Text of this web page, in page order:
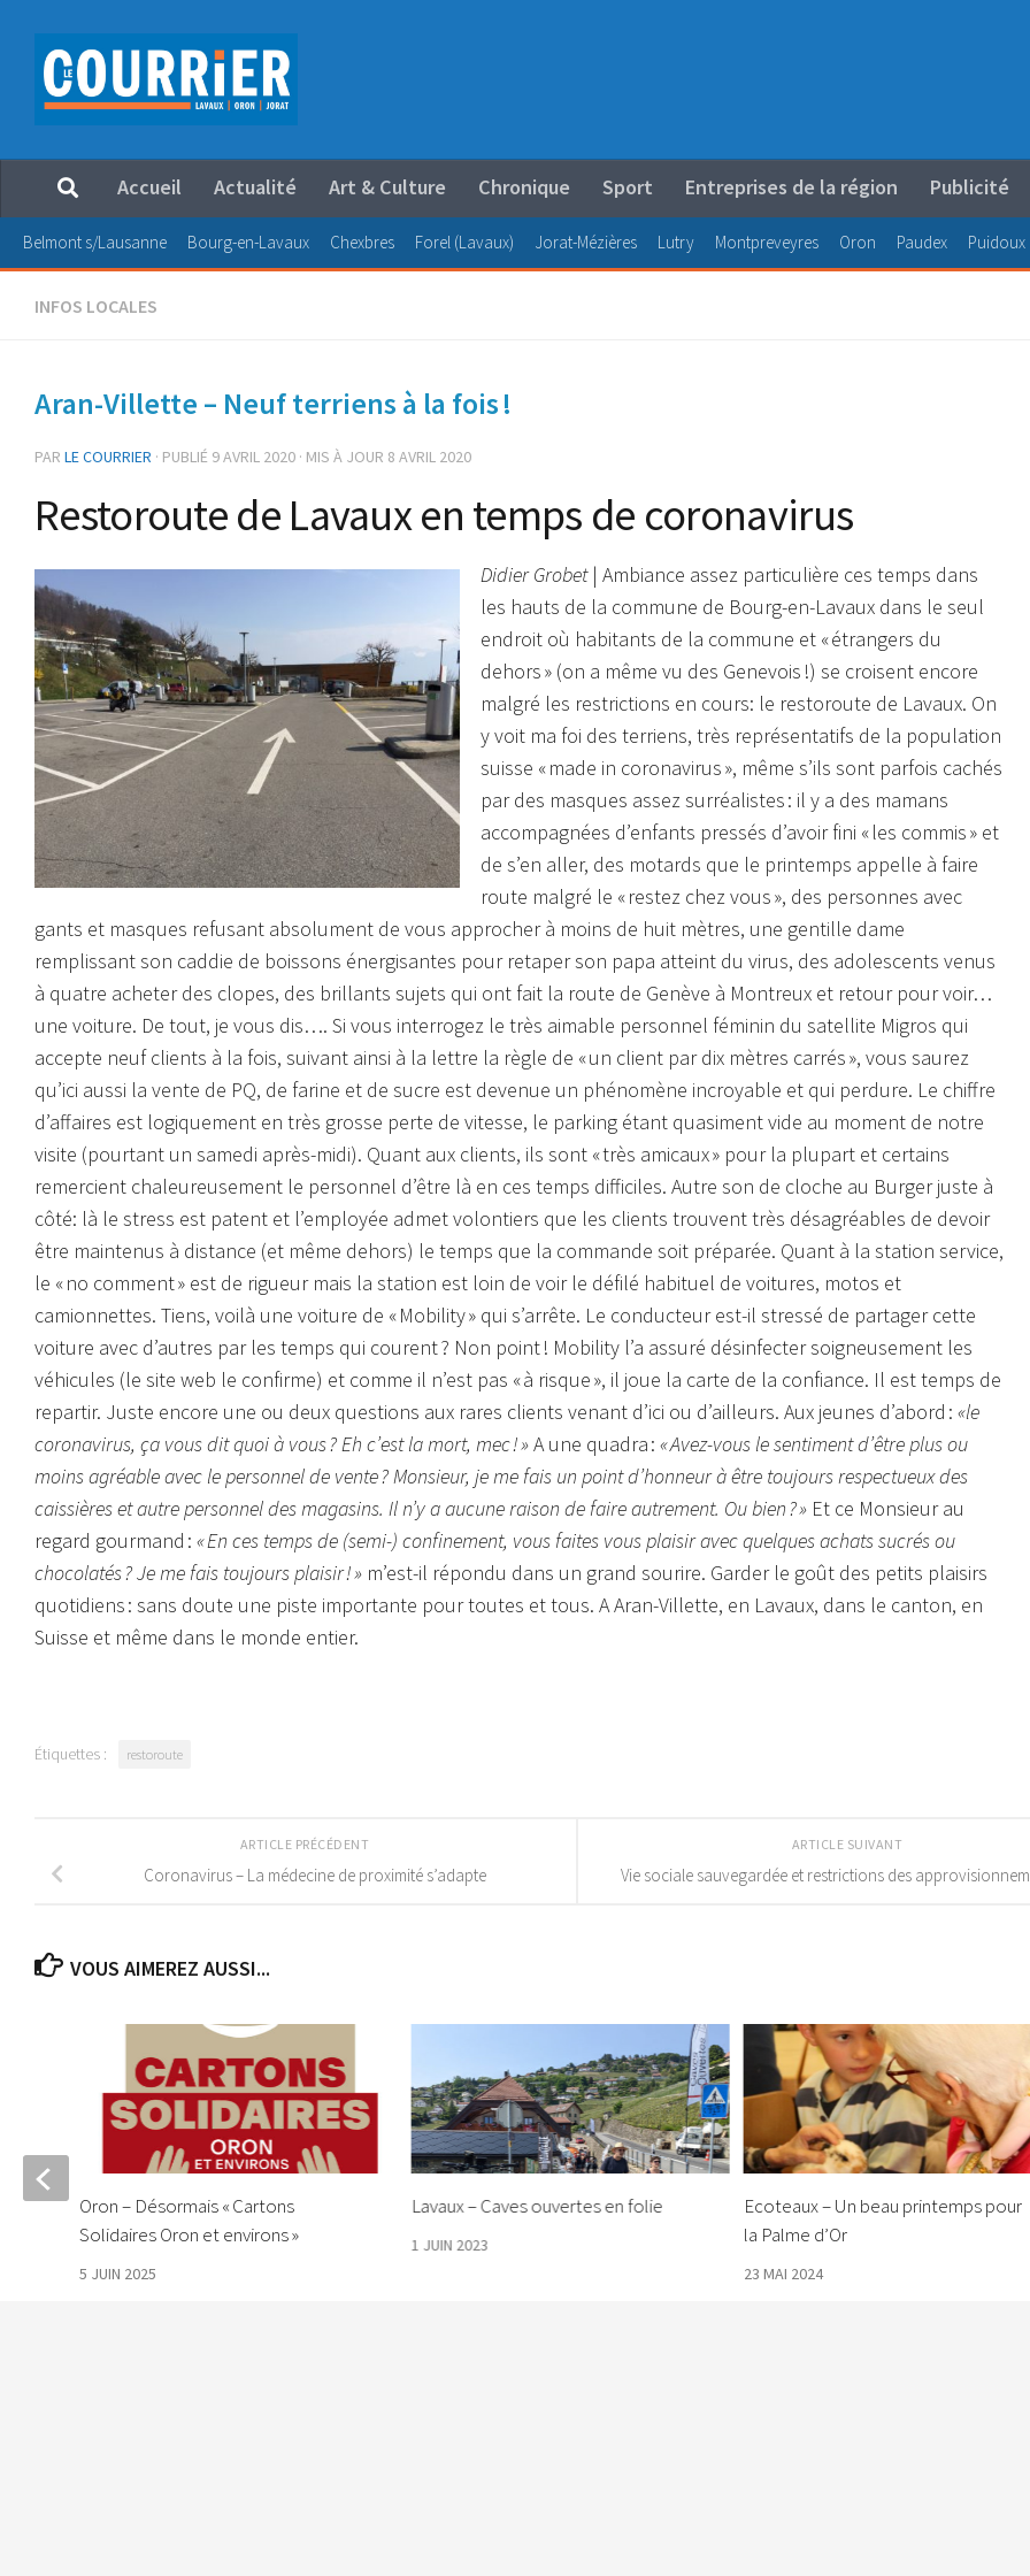
Au dessous du contenu
Accueil Actualité Art & Culture Chronique Sport Entreprises de la région Publicité
Belmont s/Lausanne Bourg-en-Lavaux Chexbres Forel (Lavaux) Jorat-Mézières Lutry Montpreveyres Oron Paudex Puidoux
INFOS LOCALES
Aran-Villette – Neuf terriens à la fois !
PAR LE COURRIER · PUBLIÉ 9 AVRIL 2020 · MIS À JOUR 8 AVRIL 2020
Restoroute de Lavaux en temps de coronavirus
Didier Grobet| Ambiance assez particulière ces temps dans
les hauts de la commune de Bourg-en-Lavaux dans le seul
endroit où habitants de la commune et « étrangers du
dehors » (on a même vu des Genevois !) se croisent encore
malgré les restrictions en cours: le restoroute de Lavaux. On
y voit ma foi des terriens, très représentatifs de la population
suisse « made in coronavirus », même s’ils sont parfois cachés
par des masques assez surréalistes : il y a des mamans
accompagnées d’enfants pressés d’avoir fini « les commis » et
de s’en aller, des motards que le printemps appelle à faire
route malgré le « restez chez vous », des personnes avec
gants et masques refusant absolument de vous approcher à moins de huit mètres, une gentille dame
remplissant son caddie de boissons énergisantes pour retaper son papa atteint du virus, des adolescents venus
à quatre acheter des clopes, des brillants sujets qui ont fait la route de Genève à Montreux et retour pour voir…
une voiture. De tout, je vous dis…. Si vous interrogez le très aimable personnel féminin du satellite Migros qui
accepte neuf clients à la fois, suivant ainsi à la lettre la règle de « un client par dix mètres carrés », vous saurez
qu’ici aussi la vente de PQ, de farine et de sucre est devenue un phénomène incroyable et qui perdure. Le chiffre
d’affaires est logiquement en très grosse perte de vitesse, le parking étant quasiment vide au moment de notre
visite (pourtant un samedi après-midi). Quant aux clients, ils sont « très amicaux » pour la plupart et certains
remercient chaleureusement le personnel d’être là en ces temps difficiles. Autre son de cloche au Burger juste à
côté: là le stress est patent et l’employée admet volontiers que les clients trouvent très désagréables de devoir
être maintenus à distance (et même dehors) le temps que la commande soit préparée. Quant à la station service,
le « no comment » est de rigueur mais la station est loin de voir le défilé habituel de voitures, motos et
camionnettes. Tiens, voilà une voiture de « Mobility » qui s’arrête. Le conducteur est-il stressé de partager cette
voiture avec d’autres par les temps qui courent ? Non point ! Mobility l’a assuré désinfecter soigneusement les
véhicules (le site web le confirme) et comme il n’est pas « à risque », il joue la carte de la confiance. Il est temps de
repartir. Juste encore une ou deux questions aux rares clients venant d’ici ou d’ailleurs. Aux jeunes d’abord : «le
coronavirus, ça vous dit quoi à vous ? Eh c’est la mort, mec ! »A une quadra : « Avez-vous le sentiment d’être plus ou
moins agréable avec le personnel de vente ? Monsieur, je me fais un point d’honneur à être toujours respectueux des
caissières et autre personnel des magasins. Il n’y a aucune raison de faire autrement. Ou bien ? » Et ce Monsieur au
regard gourmand : « En ces temps de (semi-) confinement, vous faites vous plaisir avec quelques achats sucrés ou
chocolatés ? Je me fais toujours plaisir ! » m’est-il répondu dans un grand sourire. Garder le goût des petits plaisirs
quotidiens : sans doute une piste importante pour toutes et tous. A Aran-Villette, en Lavaux, dans le canton, en
Suisse et même dans le monde entier.
Étiquettes : restoroute
ARTICLE SUIVANT
Vie sociale sauvegardée et restrictions des
ARTICLE PRÉCÉDENT
Coronavirus – La médecine de proximité s’adapte
VOUS AIMEREZ AUSSI...
Lavaux – Caves ouvertes en folie
1 JUIN 2023
Ecoteaux – Un beau printemps pour
la Palme d’Or
23 MAI 2024
Oron – Désormais « Cartons
Solidaires Oron et environs »
5 JUIN 2025